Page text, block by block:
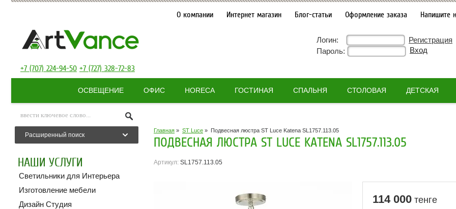
О компании Интернет магазин Блог-статьи Оформление заказа Напишите
Логин: Регистрация
Пароль:
+7 (707) 224-94-50 +7 (727) 328-72-83
ОСВЕЩЕНИЕ ОФИС HORECA ГОСТИНАЯ СПАЛЬНЯ СТОЛОВАЯ ДЕТСКАЯ
Расширенный поиск
НАШИ УСЛУГИ
Светильники для Интерьера
Изготовление мебели
Дизайн Студия
Главная » ST Luce » Подвесная люстра ST Luce Katena SL1757.113.05
ПОДВЕСНАЯ ЛЮСТРА ST LUCE KATENA SL1757.113.05
Артикул: SL1757.113.05
114 000 тенге